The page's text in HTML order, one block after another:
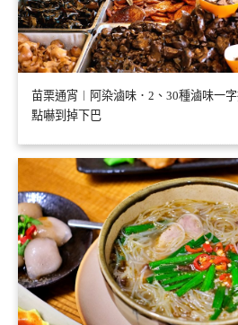
苗栗通宵︱阿染滷味．2、30種滷味一
點嚇到掉下巴